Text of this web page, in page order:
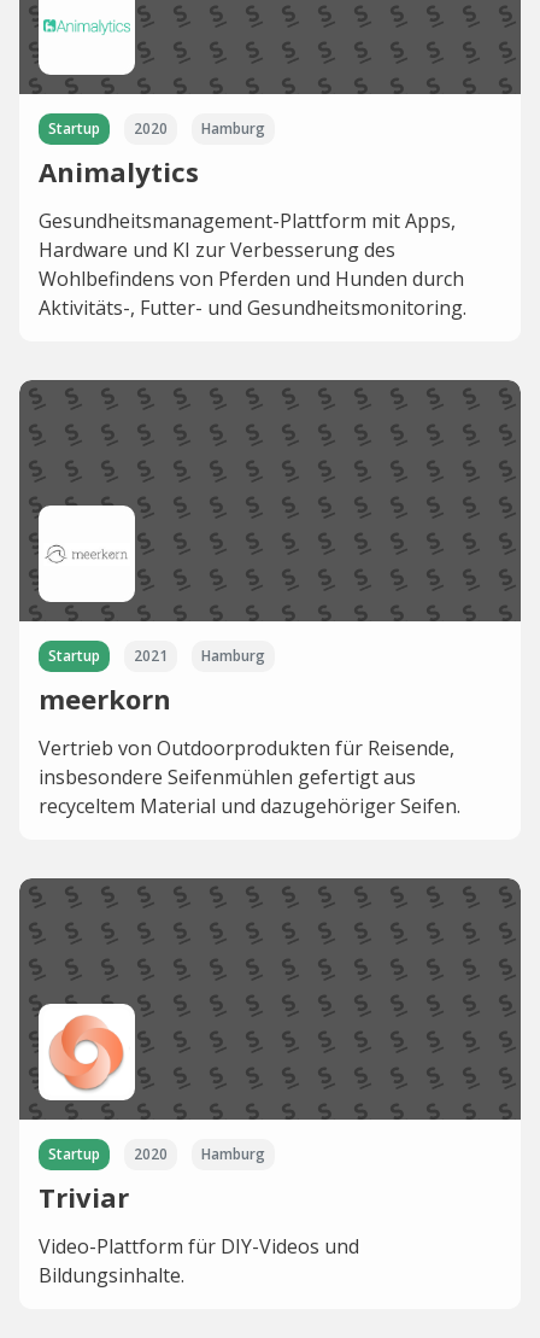
Startup 2020 Hamburg
Animalytics
Gesundheitsmanagement-Plattform mit Apps,
Hardware und KI zur Verbesserung des
Wohlbefindens von Pferden und Hunden durch
Aktivitäts-, Futter- und Gesundheitsmonitoring.
Startup 2021 Hamburg
meerkorn
Vertrieb von Outdoorprodukten für Reisende,
insbesondere Seifenmühlen gefertigt aus
recyceltem Material und dazugehöriger Seifen.
Startup 2020 Hamburg
Triviar
Video-Plattform für DIY-Videos und
Bildungsinhalte.